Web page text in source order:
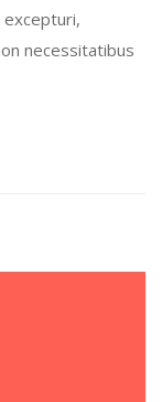
excepturi,
necessitatibus